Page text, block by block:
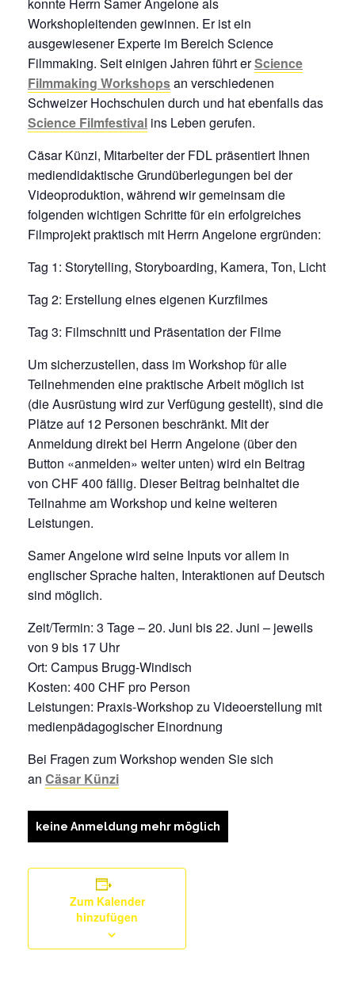
Workshopleitenden gewinnen. Er ist ein
ausgewiesener Experte im Bereich Science
Filmmaking. Seit einigen Jahren führt erScience
Filmmaking Workshopsan verschiedenen
Schweizer Hochschulen durch und hat ebenfalls das
Science Filmfestival ins Leben gerufen.
Cäsar Künzi, Mitarbeiter der FDL präsentiert Ihnen
mediendidaktische Grundüberlegungen bei der
Videoproduktion, während wir gemeinsam die
folgenden wichtigen Schritte für ein erfolgreiches
Filmprojekt praktisch mit Herrn Angelone ergründen:
Tag 1: Storytelling, Storyboarding, Kamera, Ton, Licht
Tag 2: Erstellung eines eigenen Kurzfilmes
Tag 3: Filmschnitt und Präsentation der Filme
Um sicherzustellen, dass im Workshop für alle
Teilnehmenden eine praktische Arbeit möglich ist
(die Ausrüstung wird zur Verfügung gestellt), sind die
Plätze auf 12 Personen beschränkt. Mit der
Anmeldung direkt bei Herrn Angelone (über den
Button «anmelden» weiter unten) wird ein Beitrag
von CHF 400 fällig. Dieser Beitrag beinhaltet die
Teilnahme am Workshop und keine weiteren
Leistungen.
Samer Angelone wird seine Inputs vor allem in
englischer Sprache halten, Interaktionen auf Deutsch
sind möglich.
Zeit/Termin: 3 Tage – 20. Juni bis 22. Juni – jeweils
von 9 bis 17 Uhr
Ort: Campus Brugg-Windisch
Kosten: 400 CHF pro Person
Leistungen: Praxis-Workshop zu Videoerstellung mit
medienpädagogischer Einordnung
Bei Fragen zum Workshop wenden Sie sich
an Cäsar Künzi
keine Anmeldung mehr möglich
Zum Kalender
hinzufügen